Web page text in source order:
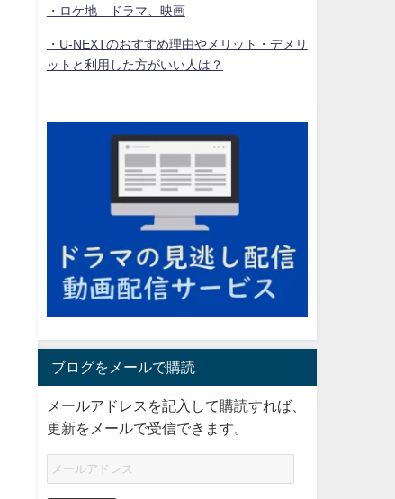
・ロケ地 ドラマ、映画
・U-NEXTのおすすめ理由やメリット・デメリ
ットと利用した方がいい人は？
ブログをメールで購読
メールアドレスを記入して購読すれば、
更新をメールで受信できます。